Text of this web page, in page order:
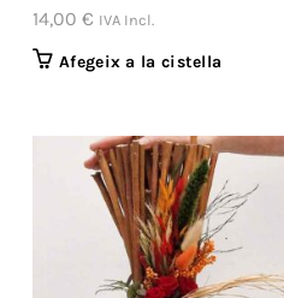
14,00 € IVA Incl.
Afegeix a la cistella